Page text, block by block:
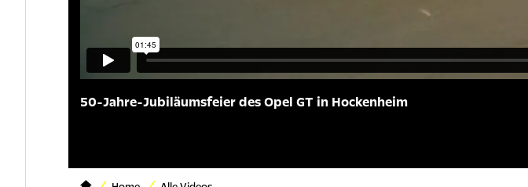
50-Jahre-Jubiläumsfeier des Opel GT in Hockenheim